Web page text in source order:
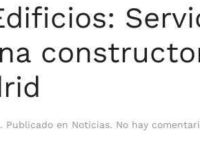
. Publicado en Noticias. No hay